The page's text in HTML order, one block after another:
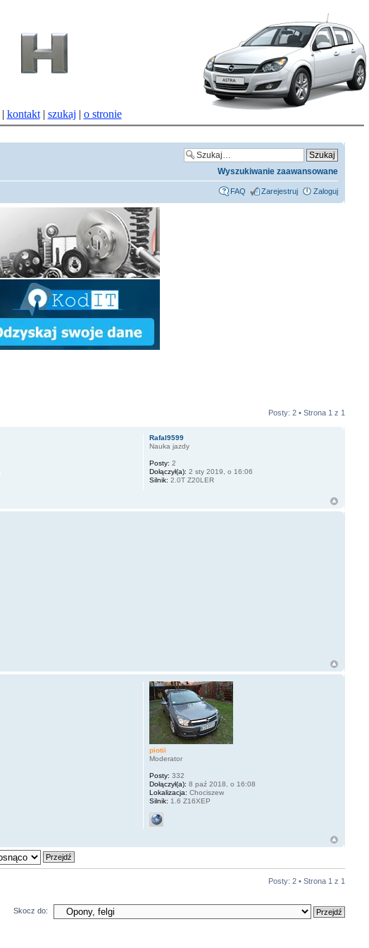
| kontakt| szukaj | o stronie
Wyszukiwanie zaawansowane
FAQ Zarejestruj Zaloguj
Posty: 2 • Strona 1 z 1
Rafal9599
Nauka jazdy
Posty: 2
Dołączył(a): 2 sty 2019, o 16:06
Silnik: 2.0T Z20LER
piotii
Moderator
Posty: 332
Dołączył(a): 8 paź 2018, o 16:08
Lokalizacja: Chociszew
Silnik: 1.6 Z16XEP
Posty: 2 • Strona 1 z 1
Skocz do: